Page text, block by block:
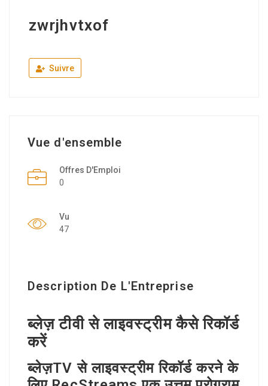
zwrjhvtxof
Suivre
Vue d'ensemble
Offres D'Emploi
0
Vu
47
Description De L'Entreprise
ब्लेज़ टीवी से लाइवस्ट्रीम कैसे रिकॉर्ड
करें
ब्लेज़TV से लाइवस्ट्रीम रिकॉर्ड करने के